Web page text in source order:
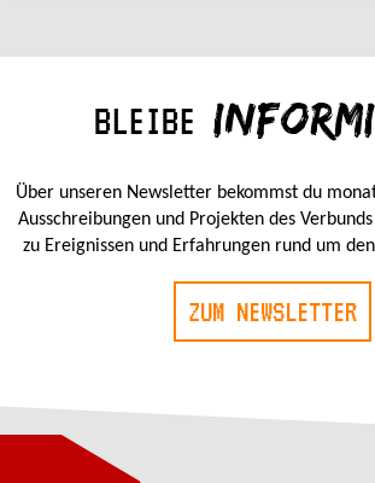
BLEIBE
Über unseren Newsletter bekommst du
Ausschreibungen und Projekten des
zu Ereignissen und Erfahrungen rund um
ZUM NEWSLETTER